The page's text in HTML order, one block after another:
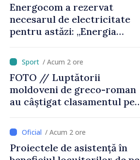
VIDEO // Peste 2 000 de
militari vor defila de Ziua
Independenței în PMAN.
„Un omagiu celor care au
luptat pentru libertate”
/ Acum 2 ore
FOTO // Luptătorii
moldoveni de greco-roman
au câștigat clasamentul pe
București
/ Acum 2 ore
Proiectele de asistență în